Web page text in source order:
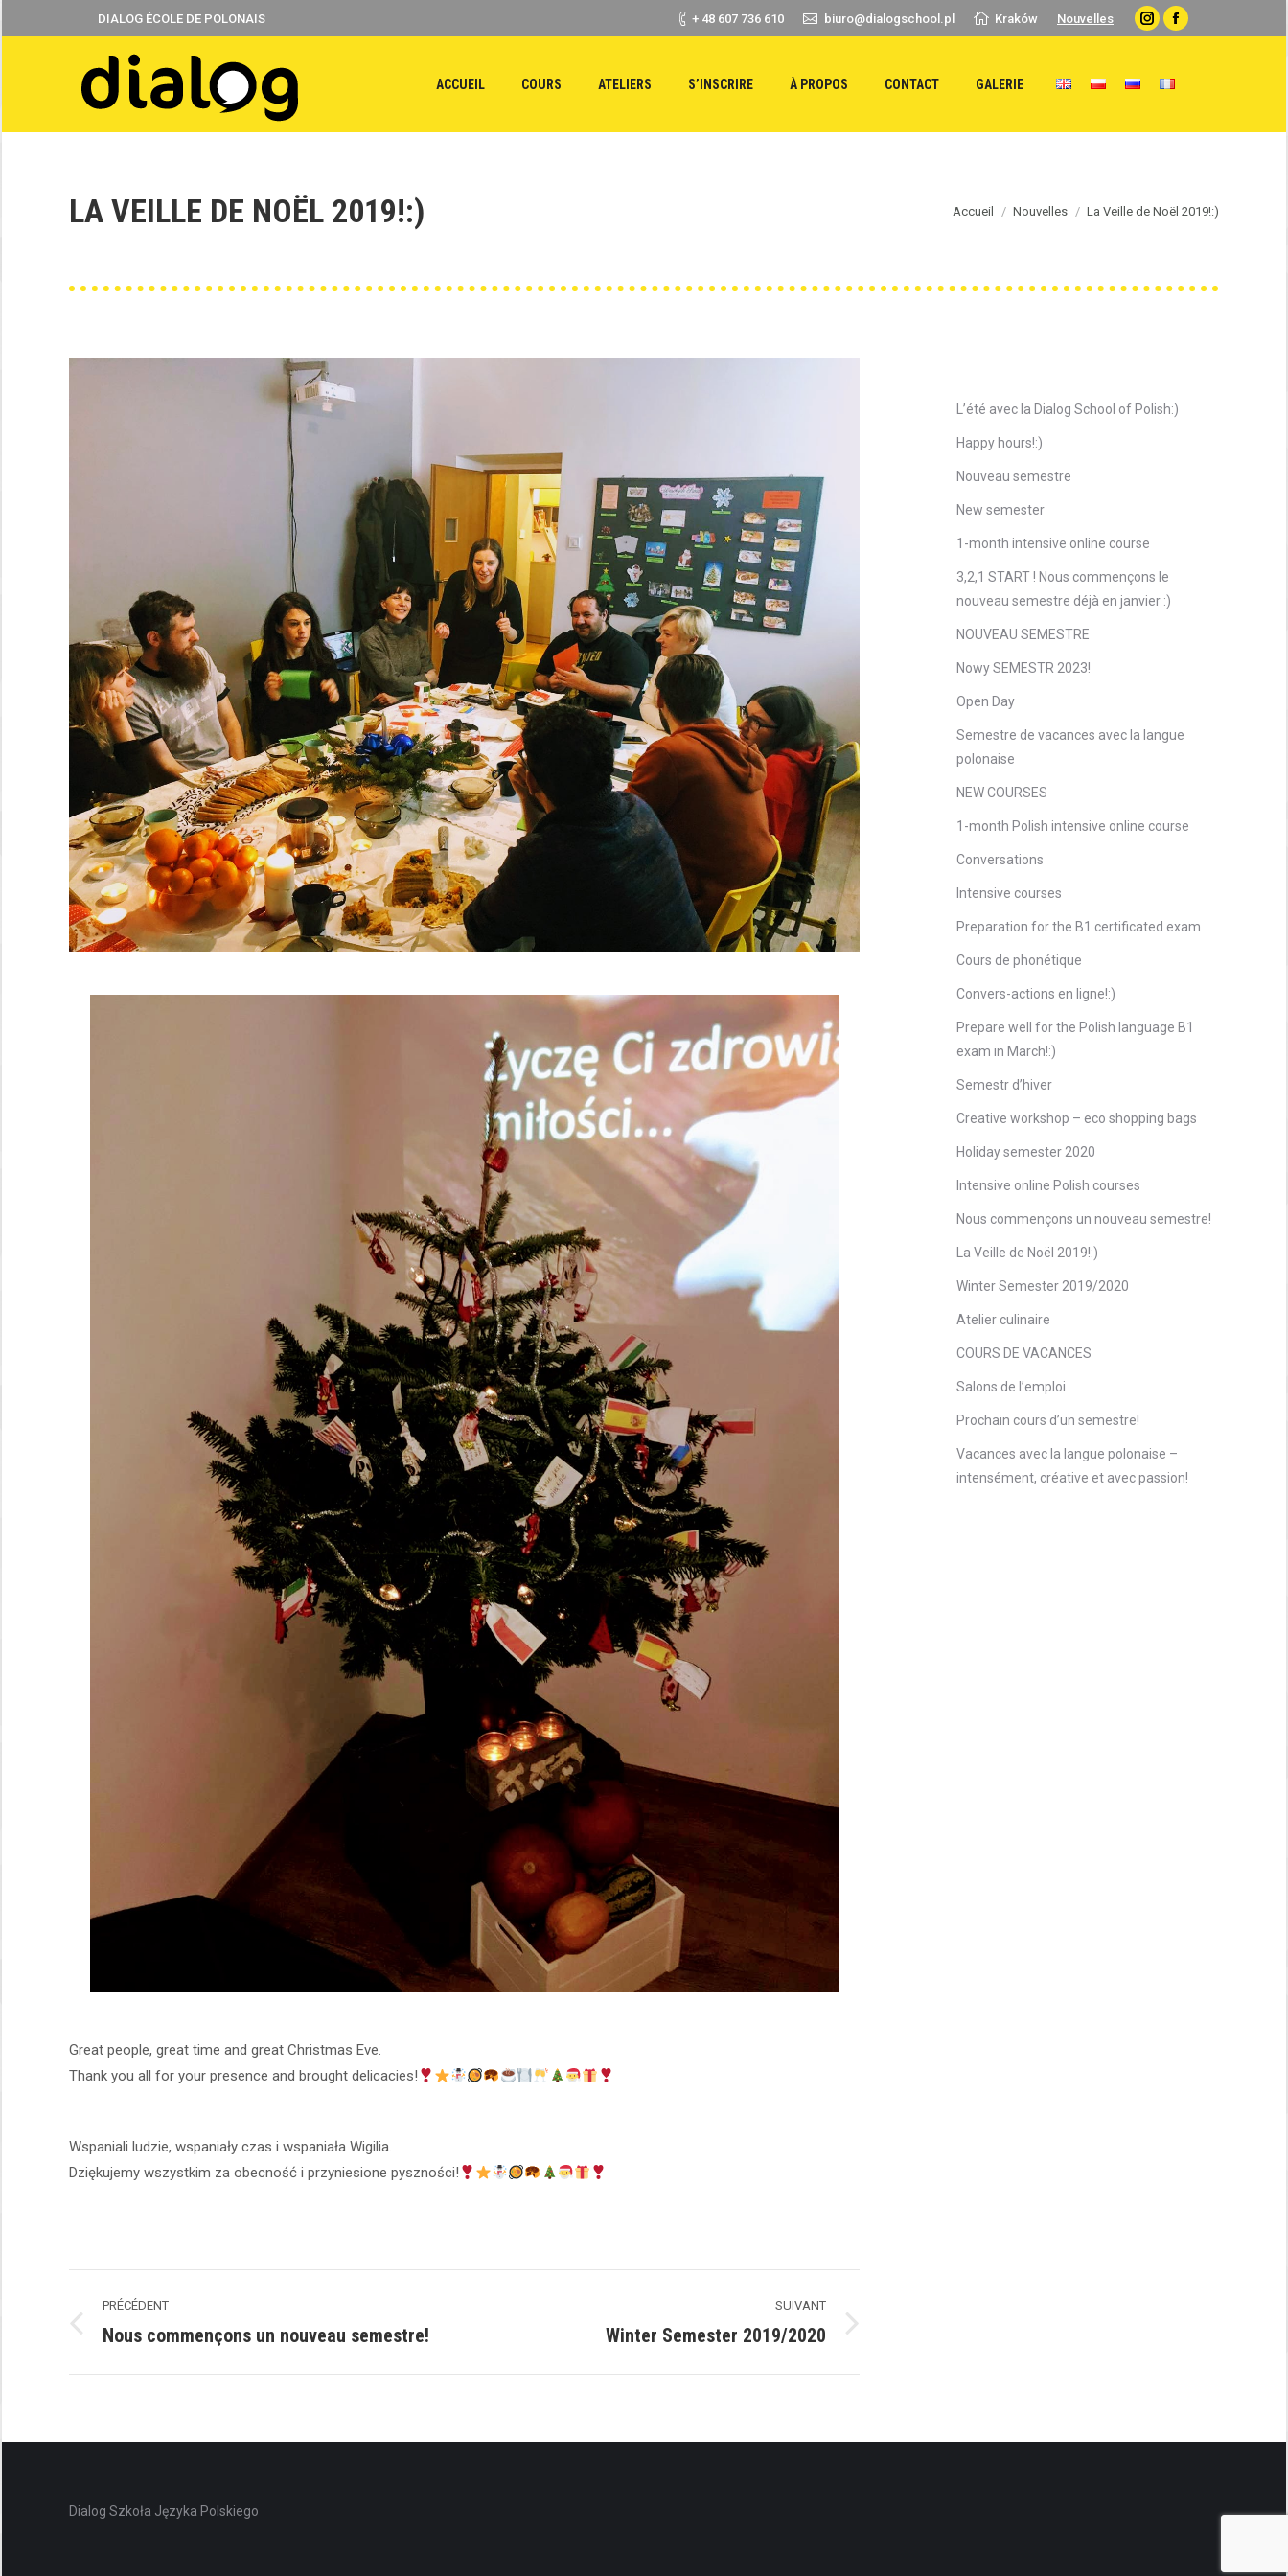
DIALOG ÉCOLE DE POLONAIS + 48 607 736 610 biuro@dialogschool.pl Kraków Nouvelles
InstagramFacebook
ACCUEIL COURS ATELIERS S’INSCRIRE À PROPOS CONTACT GALERIE
LA VEILLE DE NOËL 2019!:) Accueil Nouvelles La Veille de Noël 2019!:)
Great people, great time and great Christmas Eve.
Thank you all for your presence and brought delicacies!
Wspaniali ludzie, wspaniały czas i wspaniała Wigilia.
Dziękujemy wszystkim za obecność i przyniesione pyszności!
Navigation
de
commentaire
PRÉCÉDENT
Précédent
Nous commençons un nouveau semestre!
SUIVANT
Winter Semester 2019/2020
L’été avec la Dialog School of Polish:)
Happy hours!:)
Nouveau semestre
New semester
1-month intensive online course
3,2,1 START ! Nous commençons le
nouveau semestre déjà en janvier :)
NOUVEAU SEMESTRE
Nowy SEMESTR 2023!
Open Day
Semestre de vacances avec la langue
polonaise
NEW COURSES
1-month Polish intensive online course
Conversations
Intensive courses
Preparation for the B1 certificated exam
Cours de phonétique
Convers-actions en ligne!:)
Prepare well for the Polish language B1
exam in March!:)
Semestr d’hiver
Creative workshop – eco shopping bags
Holiday semester 2020
Intensive online Polish courses
Nous commençons un nouveau semestre!
La Veille de Noël 2019!:)
Winter Semester 2019/2020
Atelier culinaire
COURS DE VACANCES
Salons de l’emploi
Prochain cours d’un semestre!
Vacances avec la langue polonaise –
intensément, créative et avec passion!
Dialog Szkoła Języka Polskiego